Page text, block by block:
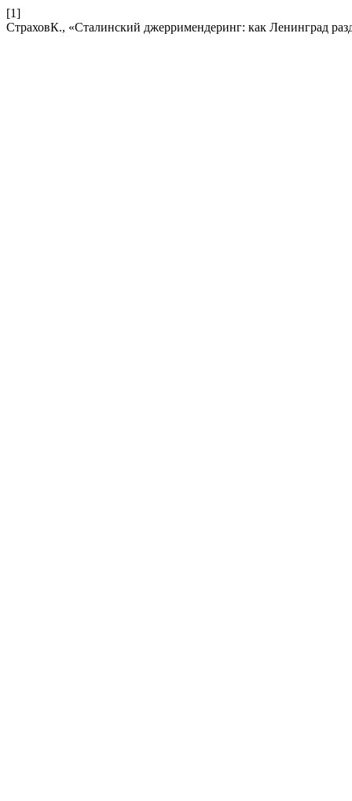
[1]
СтраховК., «Сталинский джерримендеринг: как Ленинград